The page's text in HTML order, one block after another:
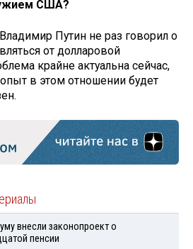
США?
Путин не раз говорил о
от долларовой
крайне актуальна сейчас,
в этом отношении будет
внесли законопроект о
пенсии